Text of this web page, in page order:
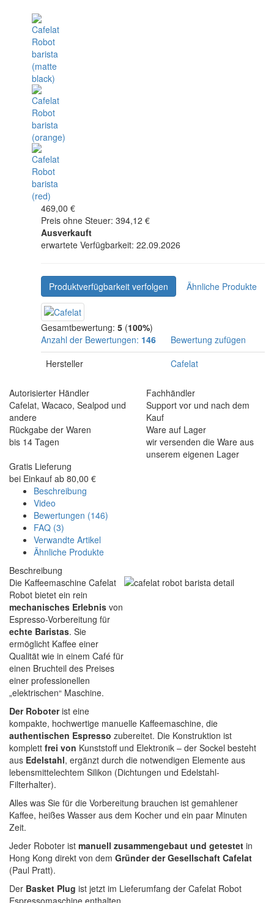
469,00 €
Preis ohne Steuer: 394,12 €
Ausverkauft
erwartete Verfügbarkeit: 22.09.2026
Produktverfügbarkeit verfolgen Ähnliche Produkte
Gesamtbewertung: 5 (100%)
Anzahl der Bewertungen: 146
Bewertung zufügen
Hersteller
Cafelat
Autorisierter Händler
Cafelat, Wacaco, Sealpod und
andere
Fachhändler
Support vor und nach dem
Kauf
Rückgabe der Waren
bis 14 Tagen
Ware auf Lager
wir versenden die Ware aus
unserem eigenen Lager
Gratis Lieferung
bei Einkauf ab 80,00 €
Beschreibung
Video
Bewertungen (146)
FAQ (3)
Verwandte Artikel
Ähnliche Produkte
Beschreibung
Die Kaffeemaschine Cafelat
Robot bietet ein rein
mechanisches Erlebnis von
Espresso-Vorbereitung für
echte Baristas. Sie
ermöglicht Kaffee einer
Qualität wie in einem Café für
einen Bruchteil des Preises
einer professionellen
„elektrischen“ Maschine.
Der Roboterist eine
kompakte, hochwertige manuelle Kaffeemaschine, die
authentischen Espresso zubereitet. Die Konstruktion ist
komplett frei von Kunststoff und Elektronik – der Sockel besteht
aus Edelstahl, ergänzt durch die notwendigen Elemente aus
lebensmittelechtem Silikon (Dichtungen und Edelstahl-
Filterhalter).
Alles was Sie für die Vorbereitung brauchen ist gemahlener
Kaffee, heißes Wasser aus dem Kocher und ein paar Minuten
Zeit.
Jeder Roboter ist manuell zusammengebaut und getestet in
Hong Kong direkt von dem Gründer der Gesellschaft Cafelat
(Paul Pratt).
Der Basket Plug ist jetzt im Lieferumfang der Cafelat Robot